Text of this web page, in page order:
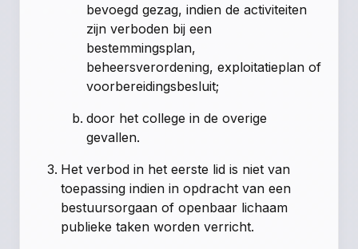
bevoegd gezag, indien de activiteiten
zijn verboden bij een
bestemmingsplan,
beheersverordening, exploitatieplan of
voorbereidingsbesluit;
door het college in de overige
gevallen.
Het verbod in het eerste lid is niet van
toepassing indien in opdracht van een
bestuursorgaan of openbaar lichaam
publieke taken worden verricht.